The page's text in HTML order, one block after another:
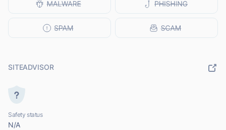
SITEADVISOR
Safety status
N/A